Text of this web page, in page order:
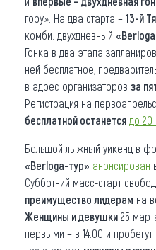
гору». На два старта – 13-й
комби: двухдневный
Гонка в два этапа
ней бесплатное,
в адрес организаторов за
Регистрация на
бесплатной останется до 20
Большой лыжный уикенд в
«Berloga-тур» анонсирован
Субботний масс-старт
преимущество лидерам на
Женщины и девушки 25
первыми – в 14.00 и пробегут